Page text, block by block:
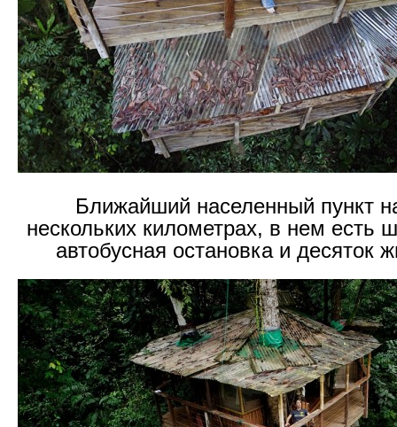
Ближайший населенный пункт
нескольких километрах, в нем есть
автобусная остановка и десяток